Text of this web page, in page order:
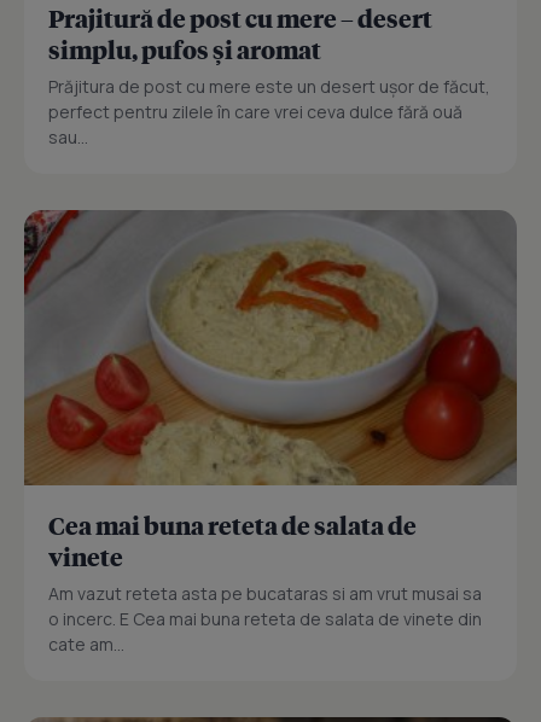
Prajitură de post cu mere – desert
simplu, pufos și aromat
Prăjitura de post cu mere este un desert ușor de făcut,
perfect pentru zilele în care vrei ceva dulce fără ouă
sau...
Cea mai buna reteta de salata de
vinete
Am vazut reteta asta pe bucataras si am vrut musai sa
o incerc. E Cea mai buna reteta de salata de vinete din
cate am...